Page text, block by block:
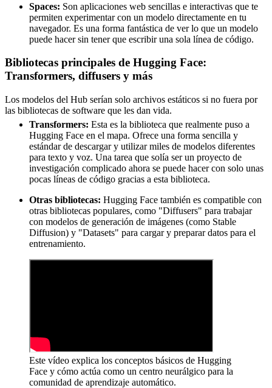
Spaces: Son aplicaciones web sencillas e interactivas que te
permiten experimentar con un modelo directamente en tu
navegador. Es una forma fantástica de ver lo que un modelo
puede hacer sin tener que escribir una sola línea de código.
Bibliotecas principales de Hugging Face:
Transformers, diffusers y más
Los modelos del Hub serían solo archivos estáticos si no fuera por
las bibliotecas de software que les dan vida.
Transformers: Esta es la biblioteca que realmente puso a
Hugging Face en el mapa. Ofrece una forma sencilla y
estándar de descargar y utilizar miles de modelos diferentes
para texto y voz. Una tarea que solía ser un proyecto de
investigación complicado ahora se puede hacer con solo unas
pocas líneas de código gracias a esta biblioteca.
Otras bibliotecas: Hugging Face también es compatible con
otras bibliotecas populares, como "Diffusers" para trabajar
con modelos de generación de imágenes (como Stable
Diffusion) y "Datasets" para cargar y preparar datos para el
entrenamiento.
Este vídeo explica los conceptos básicos de Hugging
Face y cómo actúa como un centro neurálgico para la
comunidad de aprendizaje automático.